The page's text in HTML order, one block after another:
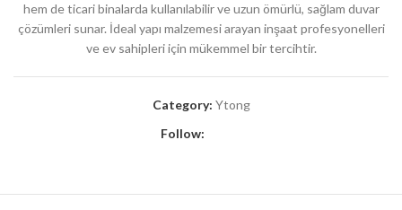
hem de ticari binalarda kullanılabilir ve uzun ömürlü, sağlam duvar
çözümleri sunar. İdeal yapı malzemesi arayan inşaat profesyonelleri
ve ev sahipleri için mükemmel bir tercihtir.
Category: Ytong
Follow: